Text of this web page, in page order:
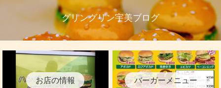
グリングリン宇美ブログ
お店の情報 バーガーメニュー